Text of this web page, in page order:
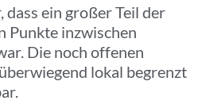
ein großer Teil der
Punkte inzwischen
Die noch offenen
lokal begrenzt